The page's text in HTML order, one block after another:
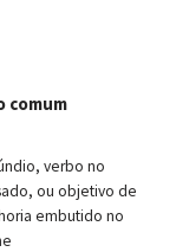
comum
verbo no
ou objetivo de
embutido no